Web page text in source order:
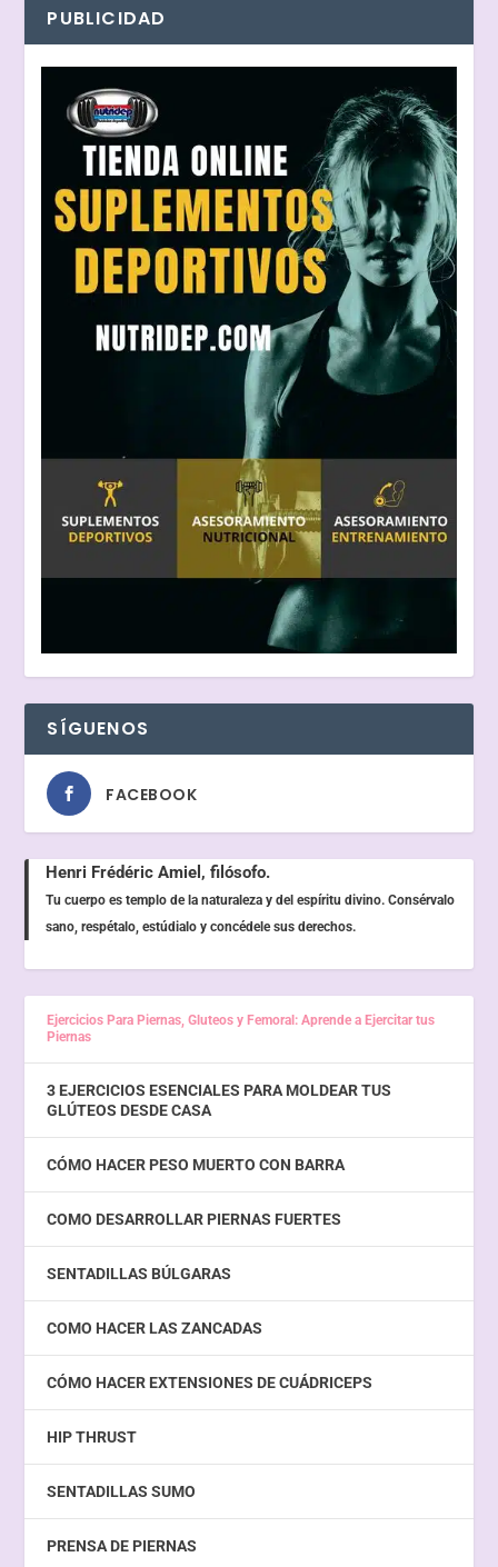
PUBLICIDAD
SÍGUENOS
FACEBOOK
Henri Frédéric Amiel, filósofo.
Tu cuerpo es templo de la naturaleza y del espíritu divino. Consérvalo
sano, respétalo, estúdialo y concédele sus derechos.
Ejercicios Para Piernas, Gluteos y Femoral: Aprende a Ejercitar tus
Piernas
3 EJERCICIOS ESENCIALES PARA MOLDEAR TUS
GLÚTEOS DESDE CASA
CÓMO HACER PESO MUERTO CON BARRA
COMO DESARROLLAR PIERNAS FUERTES
SENTADILLAS BÚLGARAS
COMO HACER LAS ZANCADAS
CÓMO HACER EXTENSIONES DE CUÁDRICEPS
HIP THRUST
SENTADILLAS SUMO
PRENSA DE PIERNAS